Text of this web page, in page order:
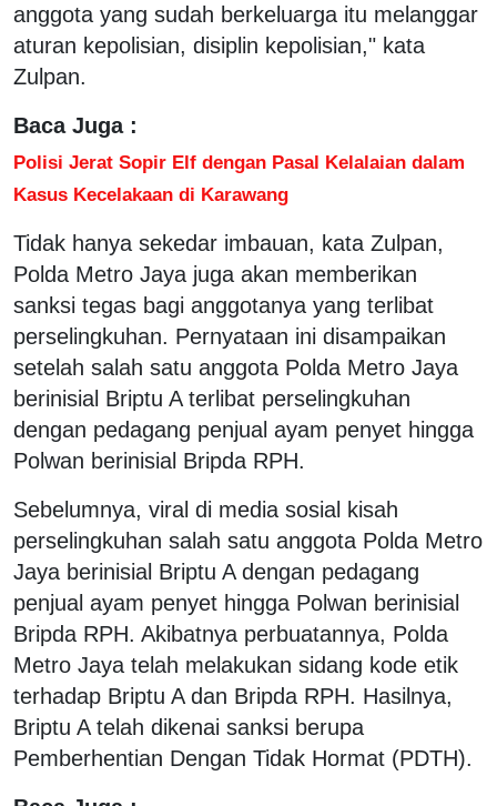
anggota yang sudah berkeluarga itu melanggar
aturan kepolisian, disiplin kepolisian," kata
Zulpan.
Baca Juga :
Polisi Jerat Sopir Elf dengan Pasal Kelalaian dalam
Kasus Kecelakaan di Karawang
Tidak hanya sekedar imbauan, kata Zulpan,
Polda Metro Jaya juga akan memberikan
sanksi tegas bagi anggotanya yang terlibat
perselingkuhan. Pernyataan ini disampaikan
setelah salah satu anggota Polda Metro Jaya
berinisial Briptu A terlibat perselingkuhan
dengan pedagang penjual ayam penyet hingga
Polwan berinisial Bripda RPH.
Sebelumnya, viral di media sosial kisah
perselingkuhan salah satu anggota Polda Metro
Jaya berinisial Briptu A dengan pedagang
penjual ayam penyet hingga Polwan berinisial
Bripda RPH. Akibatnya perbuatannya, Polda
Metro Jaya telah melakukan sidang kode etik
terhadap Briptu A dan Bripda RPH. Hasilnya,
Briptu A telah dikenai sanksi berupa
Pemberhentian Dengan Tidak Hormat (PDTH).